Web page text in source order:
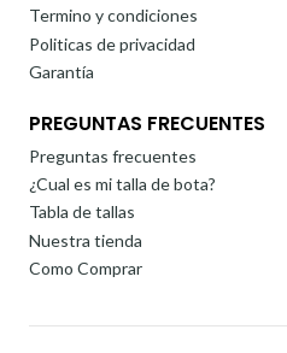
Termino y condiciones
Politicas de privacidad
Garantía
PREGUNTAS FRECUENTES
Preguntas frecuentes
¿Cual es mi talla de bota?
Tabla de tallas
Nuestra tienda
Como Comprar